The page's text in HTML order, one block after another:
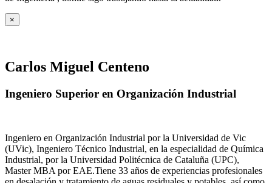
×
Carlos Miguel Centeno
Ingeniero Superior en Organización Industrial
Ingeniero en Organización Industrial por la Universidad de Vic
(UVic), Ingeniero Técnico Industrial, en la especialidad de Química
Industrial, por la Universidad Politécnica de Cataluña (UPC),
Master MBA por EAE.Tiene 33 años de experiencias profesionales